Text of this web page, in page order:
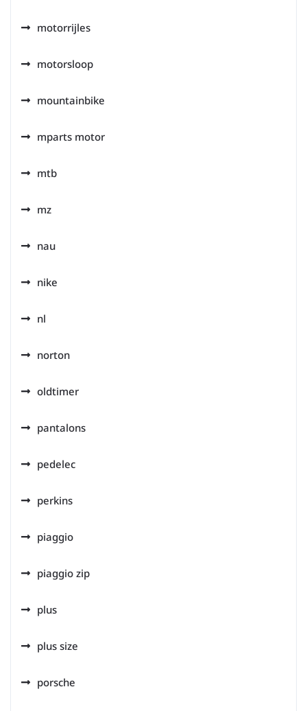
motorrijles
motorsloop
mountainbike
mparts motor
mtb
mz
nau
nike
nl
norton
oldtimer
pantalons
pedelec
perkins
piaggio
piaggio zip
plus
plus size
porsche